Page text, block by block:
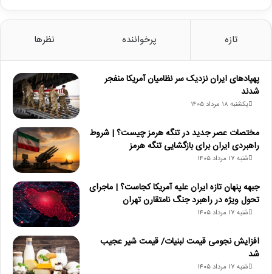
تازه پرخواننده نظرها
پهپادهای ایران نزدیک سر نظامیان آمریکا منفجر
شدند
یکشنبه ۱۸ مرداد ۱۴۰۵
مختصات عصر جدید در تنگه هرمز چیست؟ | شروط
راهبردی ایران برای بازگشایی تنگه هرمز
شنبه ۱۷ مرداد ۱۴۰۵
جبهه پنهان تازه ایران علیه آمریکا کجاست؟ | ماجرای
تحول ویژه در راهبرد جنگ نامتقارن تهران
شنبه ۱۷ مرداد ۱۴۰۵
افزایش نجومی قیمت لبنیات/ قیمت شیر عجیب
شد
شنبه ۱۷ مرداد ۱۴۰۵